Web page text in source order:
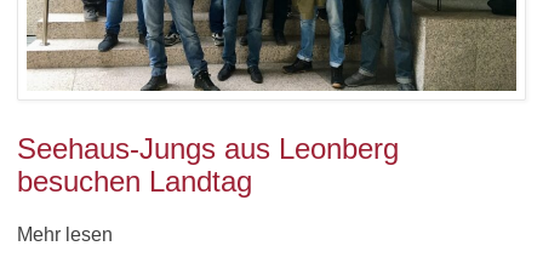
Seehaus-Jungs aus Leonberg
besuchen Landtag
Mehr lesen